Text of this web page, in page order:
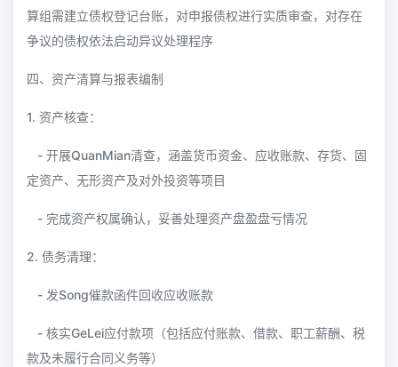
算组需建立债权登记台账，对申报债权进行实质审查，对存在
争议的债权依法启动异议处理程序
四、资产清算与报表编制
1. 资产核查：
- 开展QuanMian清查，涵盖货币资金、应收账款、存货、固
定资产、无形资产及对外投资等项目
- 完成资产权属确认，妥善处理资产盘盈盘亏情况
2. 债务清理：
- 发Song催款函件回收应收账款
- 核实GeLei应付款项（包括应付账款、借款、职工薪酬、税
款及未履行合同义务等）